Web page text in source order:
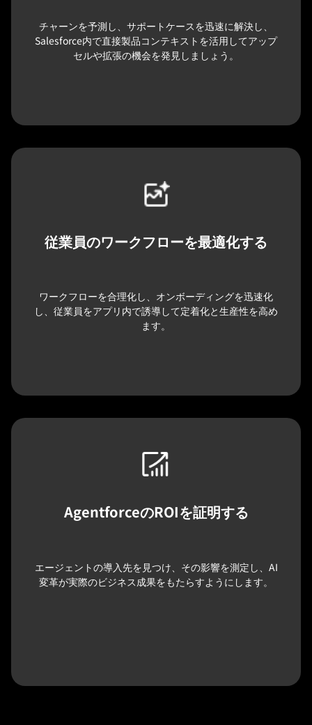
チャーンを予測し、サポートケースを迅速に解決し、
Salesforce内で直接製品コンテキストを活用してアップ
セルや拡張の機会を発見しましょう。
従業員のワークフローを最適化する
ワークフローを合理化し、オンボーディングを迅速化
し、従業員をアプリ内で誘導して定着化と生産性を高め
ます。
AgentforceのROIを証明する
エージェントの導入先を見つけ、その影響を測定し、AI
変革が実際のビジネス成果をもたらすようにします。